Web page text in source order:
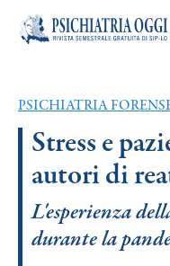
Articoli
Riviste
Bacheca
PSICHIATRIA
Stress e
autori di
L'esperienza
durante la